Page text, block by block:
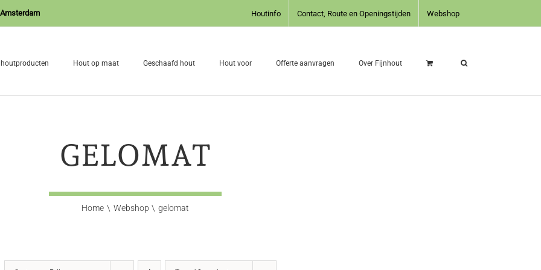
Houtinfo Contact, Route en Openingstijden Webshop
Hout op maat Geschaafd hout Hout voor Offerte aanvragen Over Fijnhout
GELOMAT
Home Webshop gelomat